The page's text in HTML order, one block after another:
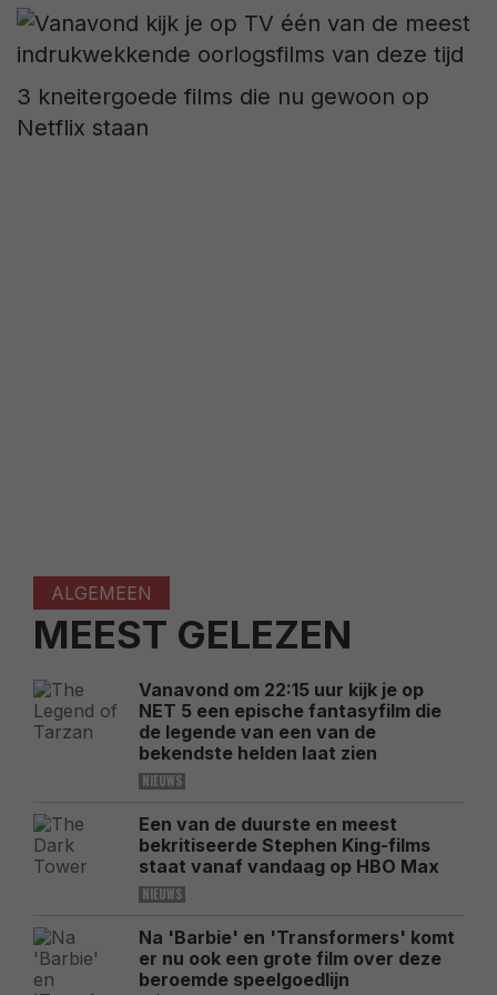
3 kneitergoede films die nu gewoon op
Netflix staan
ALGEMEEN
MEEST GELEZEN
Vanavond om 22:15 uur kijk je op
NET 5 een epische fantasyfilm die
de legende van een van de
bekendste helden laat zien
NIEUWS
Een van de duurste en meest
bekritiseerde Stephen King-films
staat vanaf vandaag op HBO Max
NIEUWS
Na 'Barbie' en 'Transformers' komt
er nu ook een grote film over deze
beroemde speelgoedlijn